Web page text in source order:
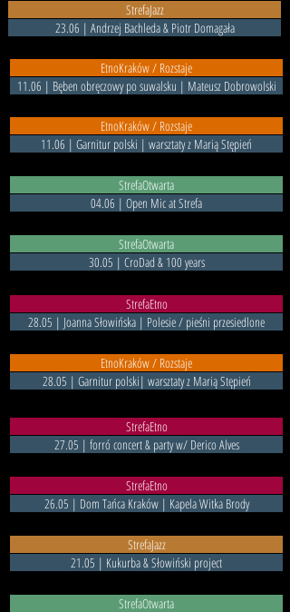
StrefaJazz
23.06 | Andrzej Bachleda & Piotr Domagała
EtnoKraków / Rozstaje
11.06 | Bęben obręczowy po suwalsku | Mateusz Dobrowolski
EtnoKraków / Rozstaje
11.06 | Garnitur polski | warsztaty z Marią Stępień
StrefaOtwarta
04.06 | Open Mic at Strefa
StrefaOtwarta
30.05 | CroDad & 100 years
StrefaEtno
28.05 | Joanna Słowińska | Polesie / pieśni przesiedlone
EtnoKraków / Rozstaje
28.05 | Garnitur polski| warsztaty z Marią Stępień
StrefaEtno
27.05 | forró concert & party w/ Derico Alves
StrefaEtno
26.05 | Dom Tańca Kraków | Kapela Witka Brody
StrefaJazz
21.05 | Kukurba & Słowiński project
StrefaOtwarta